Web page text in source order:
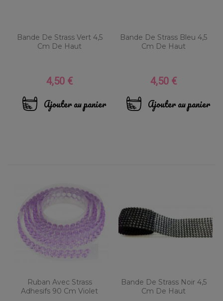
Bande De Strass Vert 4,5
Cm De Haut
Prix
4,50 €
Ajouter au panier
Bande De Strass Bleu 4,5
Cm De Haut
Prix
4,50 €
Ajouter au panier
Ruban Avec Strass
Adhesifs 90 Cm Violet
Bande De Strass Noir 4,5
Cm De Haut